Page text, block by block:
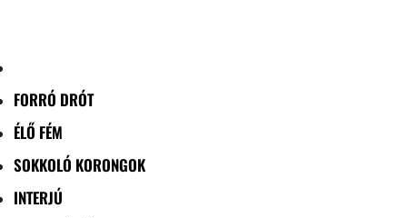
FORRÓ DRÓT
ÉLŐ FÉM
SOKKOLÓ KORONGOK
INTERJÚ